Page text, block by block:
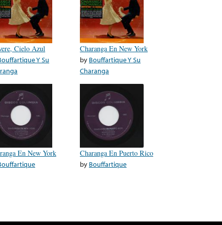
Cielo Azul
Y Su
Charanga En New York
by Bouffartique Y Su
Charanga
En New York
Charanga En Puerto Rico
by Bouffartique